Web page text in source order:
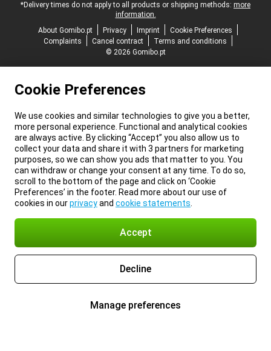
*Delivery times do not apply to all products or shipping methods: more
information.
About Gomibo.pt
Privacy Imprint
Cookie Preferences
Complaints
Cancel contract
Terms and conditions
© 2026 Gomibo.pt
Cookie Preferences
We use cookies and similar technologies to give you a better,
more personal experience. Functional and analytical cookies
are always active. By clicking “Accept” you also allow us to
collect your data and share it with 3 partners for marketing
purposes, so we can show you ads that matter to you. You
can withdraw or change your consent at any time. To do so,
scroll to the bottom of the page and click on ‘Cookie
Preferences’ in the footer. Read more about our use of
cookies in ourprivacyand cookie statements
Accept
Decline
Manage preferences